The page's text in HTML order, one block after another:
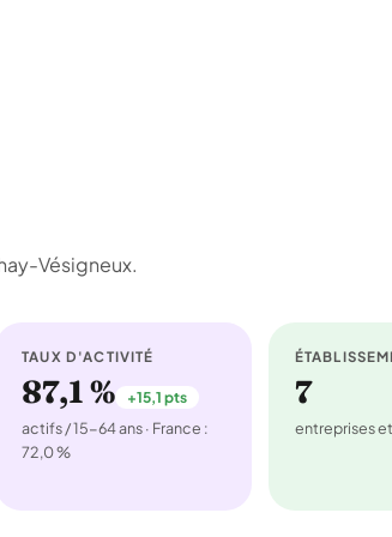
Vésigneux.
TAUX D'ACTIVITÉ
87,1 % +15,1 pts
actifs / 15-64 ans · France :
72,0 %
7
entreprises